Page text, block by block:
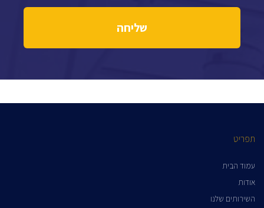
תפריט
עמוד הבית
אודות
השירותים שלנו